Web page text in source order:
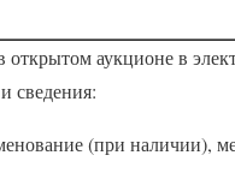
открытом аукционе в
сведения:
(при наличии),